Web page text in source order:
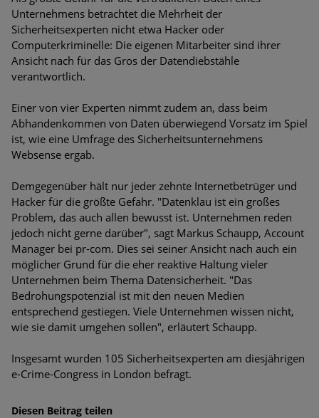
Bedrohungen
Ungebremster Aufstieg: Mega-Ransomware. Deutsche
Unternehmen dürfen Bedrohungspotential nicht
unterschätzen
Weiterentwicklung der HTTP-basierten Cyberangriffe lässt
Experten vor Tsunami bei Web-DDoS-Angriffen warnen
Phishing-Trend: Führungskräfte im Visier. Was hilft gegen
Aktuelle Phishing-Kampagnen mit großen Markennamen –
Amazon hat nun reagiert
Fake-Unternehmensprofile auf LinkedIn: Unternehmen und
Nutzer im Visier der Datendiebe
Cyber Experience Center in Augsburg
Unternehmens betrachtet die Mehrheit der
Sicherheitsexperten nicht etwa Hacker oder
Computerkriminelle: Die eigenen Mitarbeiter sind ihrer
Ansicht nach für das Gros der Datendiebstähle
verantwortlich.
Einer von vier Experten nimmt zudem an, dass beim
Abhandenkommen von Daten überwiegend Vorsatz im Spiel
ist, wie eine Umfrage des Sicherheitsunternehmens
Websense ergab.
Demgegenüber hält nur jeder zehnte Internetbetrüger und
Hacker für die größte Gefahr. "Datenklau ist ein großes
Problem, das auch allen bewusst ist. Unternehmen reden
jedoch nicht gerne darüber", sagt Markus Schaupp, Account
Manager bei pr-com. Dies sei seiner Ansicht nach auch ein
möglicher Grund für die eher reaktive Haltung vieler
Unternehmen beim Thema Datensicherheit. "Das
Bedrohungspotenzial ist mit den neuen Medien
entsprechend gestiegen. Viele Unternehmen wissen nicht,
wie sie damit umgehen sollen", erläutert Schaupp.
Insgesamt wurden 105 Sicherheitsexperten am diesjährigen
e-Crime-Congress in London befragt.
Diesen Beitrag teilen